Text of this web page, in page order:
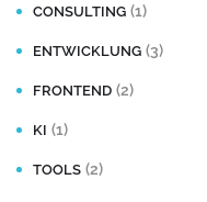
CONSULTING (1)
ENTWICKLUNG (3)
FRONTEND (2)
KI (1)
TOOLS (2)